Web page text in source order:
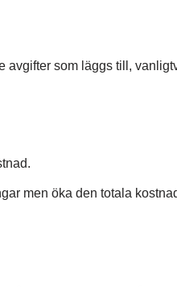
som läggs till,
men öka den totala